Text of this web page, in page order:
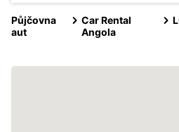
Půjčovna
aut
Car Rental
Angola